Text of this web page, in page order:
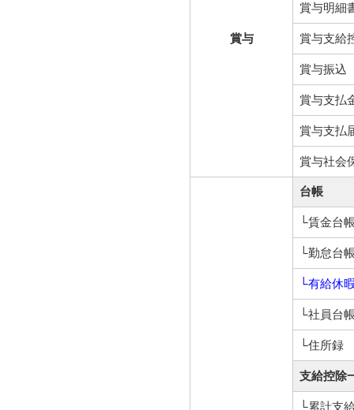
賞与
賞与明細
賞与支給
賞与振込
賞与支払
賞与支払
賞与社会
台帳
└賃金台
└勤怠台
└有給休
└社員台
└住所録
支給控除
└累計支